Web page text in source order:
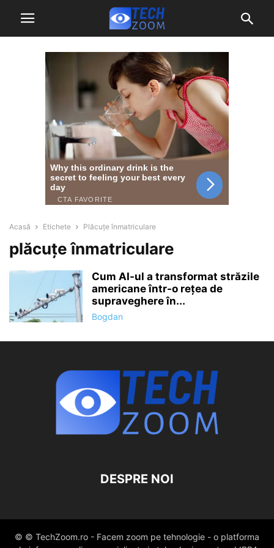
Acasă Etichete Plăcuțe înmatriculare
plăcuțe înmatriculare
Cum AI-ul a transformat străzile
americane într-o rețea de
supraveghere în...
Bogdan
DESPRE NOI
© © TechZoom.ro - Facem zoom pe tehnologie - o platforma